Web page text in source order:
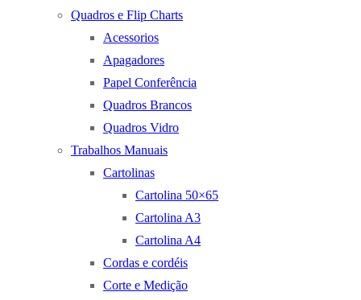
Quadros e Flip Charts
Acessorios
Apagadores
Papel Conferência
Quadros Brancos
Quadros Vidro
Trabalhos Manuais
Cartolinas
Cartolina 50×65
Cartolina A3
Cartolina A4
Cordas e cordéis
Corte e Medição